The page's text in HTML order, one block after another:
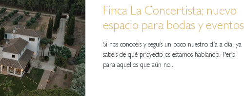
Finca La Concertista; nuevo
espacio para bodas y eventos
Si nos conocéis y seguís un poco nuestro día a día, ya
sabéis de qué proyecto os estamos hablando. Pero,
para aquellos que aún no...